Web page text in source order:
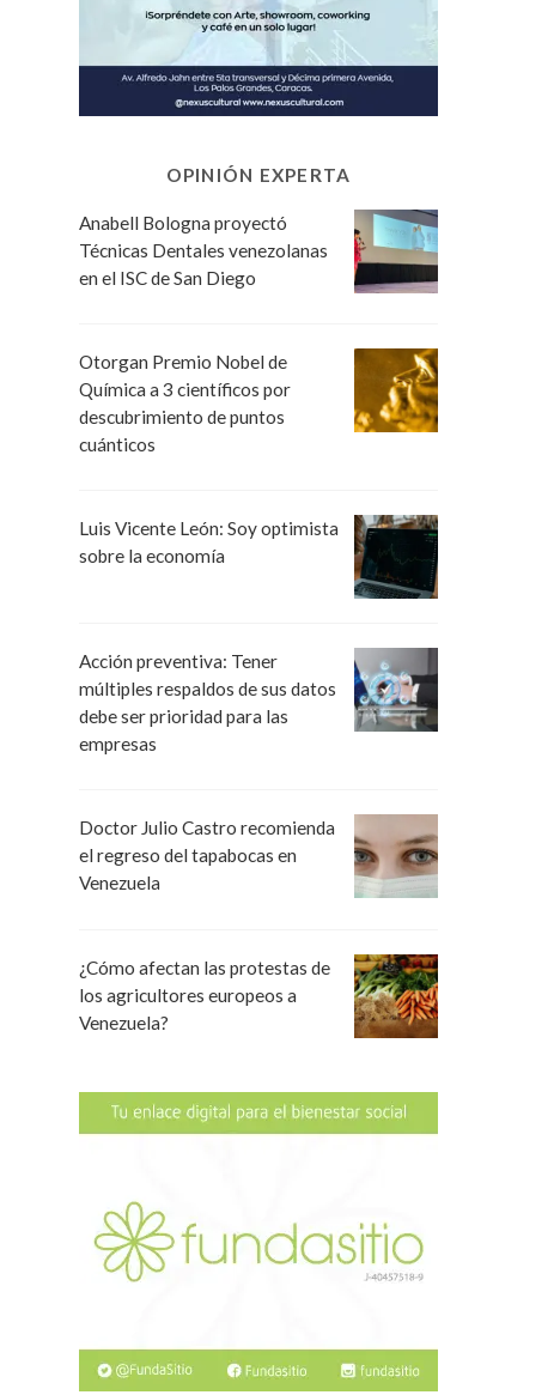
OPINIÓN EXPERTA
Anabell Bologna proyectó
Técnicas Dentales venezolanas
en el ISC de San Diego
Otorgan Premio Nobel de
Química a 3 científicos por
descubrimiento de puntos
cuánticos
Luis Vicente León: Soy optimista
sobre la economía
Acción preventiva: Tener
múltiples respaldos de sus datos
debe ser prioridad para las
empresas
Doctor Julio Castro recomienda
el regreso del tapabocas en
Venezuela
¿Cómo afectan las protestas de
los agricultores europeos a
Venezuela?